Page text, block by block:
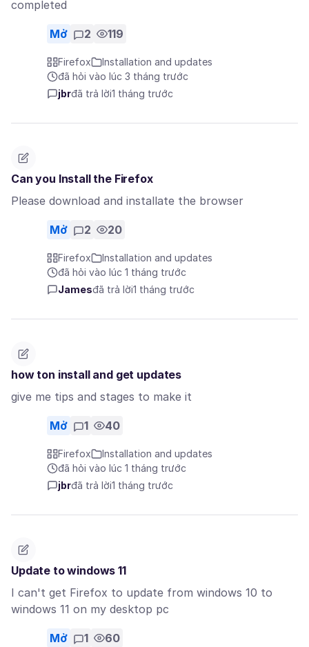
completed
Mở 2 119
Firefox
Installation and updates
đã hỏi vào lúc 3 tháng trước
jbrđã trả lời1 tháng trước
Can you Install the Firefox
Please download and installate the browser
Mở 2 20
Firefox
Installation and updates
đã hỏi vào lúc 1 tháng trước
Jamesđã trả lời1 tháng trước
how ton install and get updates
give me tips and stages to make it
Mở 1 40
Firefox
Installation and updates
đã hỏi vào lúc 1 tháng trước
jbrđã trả lời1 tháng trước
Update to windows 11
I can't get Firefox to update from windows 10 to
windows 11 on my desktop pc
Mở 1 60